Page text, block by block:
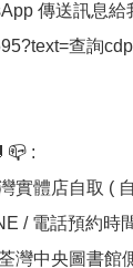
傳送訊息給
查詢
📪 :
實體店自取 (
/ 電話預約時